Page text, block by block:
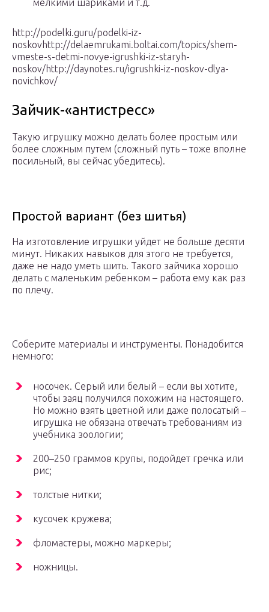
мелкими шариками и т.д.
http://podelki.guru/podelki-iz-
noskovhttp://delaemrukami.boltai.com/topics/shem-
vmeste-s-detmi-novye-igrushki-iz-staryh-
noskov/http://daynotes.ru/igrushki-iz-noskov-dlya-
novichkov/
Зайчик-«антистресс»
Такую игрушку можно делать более простым или
более сложным путем (сложный путь – тоже вполне
посильный, вы сейчас убедитесь).
Простой вариант (без шитья)
На изготовление игрушки уйдет не больше десяти
минут. Никаких навыков для этого не требуется,
даже не надо уметь шить. Такого зайчика хорошо
делать с маленьким ребенком – работа ему как раз
по плечу.
Соберите материалы и инструменты. Понадобится
немного:
носочек. Серый или белый – если вы хотите,
чтобы заяц получился похожим на настоящего.
Но можно взять цветной или даже полосатый –
игрушка не обязана отвечать требованиям из
учебника зоологии;
200–250 граммов крупы, подойдет гречка или
рис;
толстые нитки;
кусочек кружева;
фломастеры, можно маркеры;
ножницы.